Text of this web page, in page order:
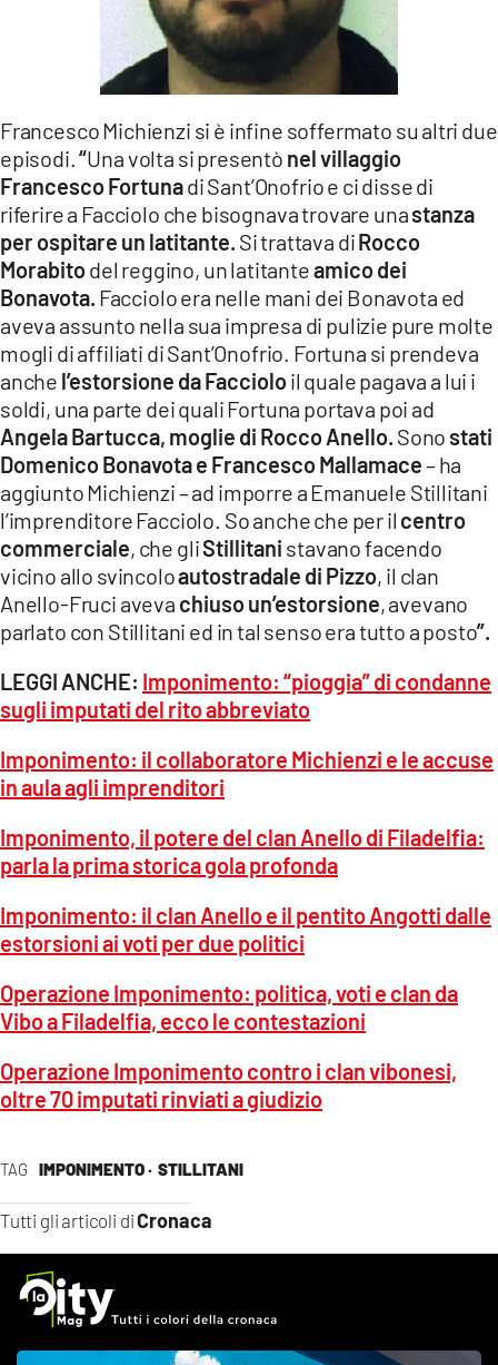
TAG IMPONIMENTO · STILLITANI
Tutti gli articoli diCronaca
Francesco Michienzi si è infine soffermato su altri due
episodi.“Una volta si presentò nel villaggio
Francesco Fortunadi Sant’Onofrio e ci disse di
riferire a Facciolo che bisognava trovare unastanza
per ospitare un latitante. Si trattava diRocco
Morabitodel reggino, un latitanteamico dei
Bonavota. Facciolo era nelle mani dei Bonavota ed
aveva assunto nella sua impresa di pulizie pure molte
mogli di affiliati di Sant’Onofrio. Fortuna si prendeva
anche l’estorsione da Faccioloil quale pagava a lui i
soldi, una parte dei quali Fortuna portava poi ad
Angela Bartucca, moglie di Rocco Anello. Sono stati
Domenico Bonavota e Francesco Mallamace– ha
aggiunto Michienzi – ad imporre a Emanuele Stillitani
l’imprenditore Facciolo. So anche che per il centro
commerciale, che gliStillitani stavano facendo
vicino allo svincoloautostradale di Pizzo, il clan
Anello-Fruci aveva chiuso un’estorsione, avevano
parlato con Stillitani ed in tal senso era tutto a posto”.
LEGGI ANCHE: Imponimento: “pioggia” di condanne
sugli imputati del rito abbreviato
Imponimento: il collaboratore Michienzi e le accuse
in aula agli imprenditori
Imponimento, il potere del clan Anello di Filadelfia:
parla la prima storica gola profonda
Imponimento: il clan Anello e il pentito Angotti dalle
estorsioni ai voti per due politici
Operazione Imponimento: politica, voti e clan da
Vibo a Filadelfia, ecco le contestazioni
Operazione Imponimento contro i clan vibonesi,
oltre 70 imputati rinviati a giudizio